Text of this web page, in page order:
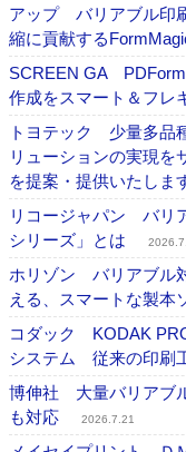
アップ バリアブル印
縮に貢献する
SCREEN GA
作成をスマート＆フレ
トヨテック 少量多品
リューションの実現を
を提案・提供いたしま
リコージャパン バリ
シリーズ」とは
ホリゾン バリアブル
える、スマートな製本
コダック KODAK
システム 従来の印刷
博伸社 大量バリアブ
も対応
2026.7.21